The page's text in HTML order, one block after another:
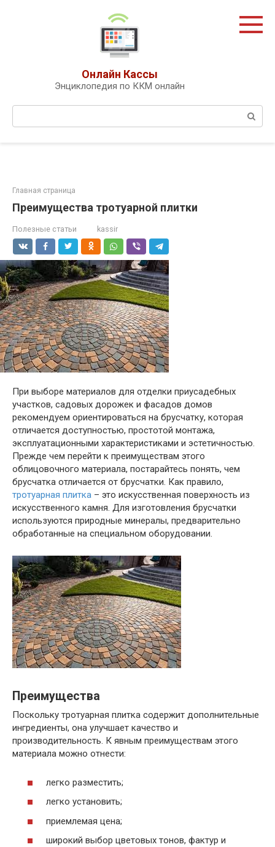
Онлайн Кассы
Энциклопедия по ККМ онлайн
Поиск:
Главная страница
Преимущества тротуарной плитки
Полезные статьи kassir
При выборе материалов для отделки приусадебных
участков, садовых дорожек и фасадов домов
рекомендуем ориентироваться на брусчатку, которая
отличается доступностью, простотой монтажа,
эксплуатационными характеристиками и эстетичностью.
Прежде чем перейти к преимуществам этого
облицовочного материала, постарайтесь понять, чем
брусчатка отличается от брусчатки. Как правило,
тротуарная плитка – это искусственная поверхность из
искусственного камня. Для изготовления брусчатки
используются природные минералы, предварительно
обработанные на специальном оборудовании.
Преимущества
Поскольку тротуарная плитка содержит дополнительные
ингредиенты, она улучшает качество и
производительность. К явным преимуществам этого
материала можно отнести:
легко разместить;
легко установить;
приемлемая цена;
широкий выбор цветовых тонов, фактур и